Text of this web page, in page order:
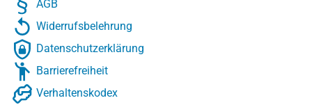
AGB
Widerrufsbelehrung
Datenschutzerklärung
Barrierefreiheit
Verhaltenskodex